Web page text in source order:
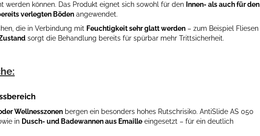
können. Das Produkt eignet sich sowohl für den Innen- als auch für den
verlegten Böden angewendet.
die in Verbindung mit Feuchtigkeit sehr glatt werden – zum Beispiel Fliesen
sorgt die Behandlung bereits für spürbar mehr Trittsicherheit.
Wellnesszonen bergen ein besonders hohes Rutschrisiko. AntiSlide AS 050
in Dusch- und Badewannen aus Emaille eingesetzt – für ein deutlich